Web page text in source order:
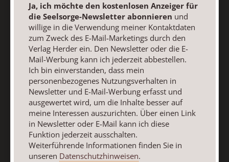
Ja, ich möchte den kostenlosen Anzeiger für die
Seelsorge-Newsletter abonnierenund willige in die
Verwendung meiner Kontaktdaten zum Zweck des E-Mail-
Marketings durch den Verlag Herder ein. Den Newsletter
oder die E-Mail-Werbung kann ich jederzeit abbestellen.
Ich bin einverstanden, dass mein personenbezogenes
Nutzungsverhalten in Newsletter und E-Mail-Werbung
erfasst und ausgewertet wird, um die Inhalte besser auf
meine Interessen auszurichten. Über einen Link in
Newsletter oder E-Mail kann ich diese Funktion jederzeit
ausschalten.
Weiterführende Informationen finden Sie in unseren
Datenschutzhinweisen
Ja, ich möchte den kostenlosen Anzeiger für
die Seelsorge-Newsletter abonnieren und
willige in die Verwendung meiner Kontaktdaten
zum Zweck des E-Mail-Marketings durch den
Verlag Herder ein. Den Newsletter oder die E-
Mail-Werbung kann ich jederzeit abbestellen.
Ich bin einverstanden, dass mein
personenbezogenes Nutzungsverhalten in
Newsletter und E-Mail-Werbung erfasst und
ausgewertet wird, um die Inhalte besser auf
meine Interessen auszurichten. Über einen Link
in Newsletter oder E-Mail kann ich diese
Funktion jederzeit ausschalten.
Weiterführende Informationen finden Sie in
unseren Datenschutzhinweisen.